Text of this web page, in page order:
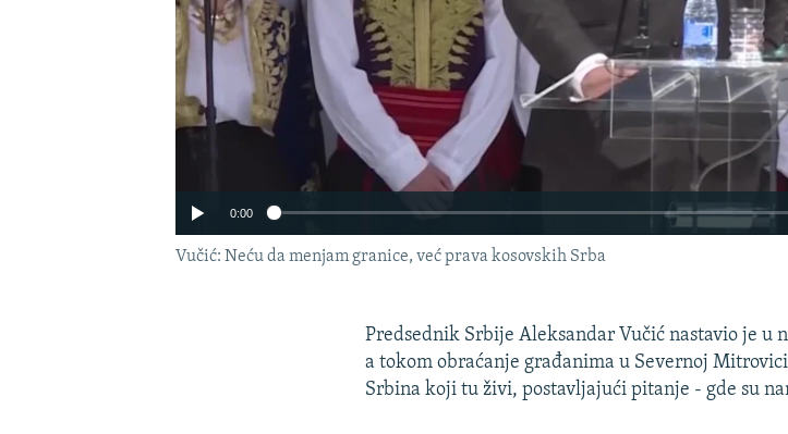
NASTANAK I RASPAD JUGOSLAVIJE
0:00
Vučić: Neću da menjam granice, već prava kosovskih Srba
Predsednik Srbije Aleksandar Vučić nastavio je u
a tokom obraćanje građanima u Severnoj
Srbina koji tu živi, postavljajući pitanje - gde su